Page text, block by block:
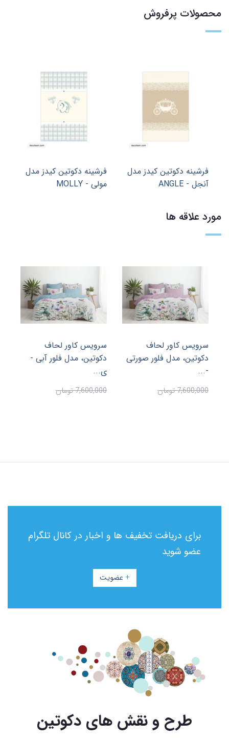
محصولات پرفروش
فرشینه دکوتین کیدز مدل
مولی - MOLLY
فرشینه دکوتین کیدز مدل
چیکو - CHICO
مورد علاقه ها
صورتی
سرویس کاور لحاف
دکوتین، مدل فلور آبی -
7,600,000 تومان
دکوتین، مدل پنتاگون
برای دریافت تخفیف ها و اخبار در کانال تلگرام
عضو شوید
+ عضویت
طرح و نقش های دکوتین